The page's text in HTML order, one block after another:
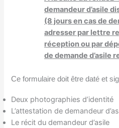
demandeur d’asile
(8 jours en cas de
adresser par lettre
réception ou par
de demande d’asile
Ce formulaire doit être daté et
Deux photographies d’identité
L’attestation de demandeur
Le récit du demandeur d’asile